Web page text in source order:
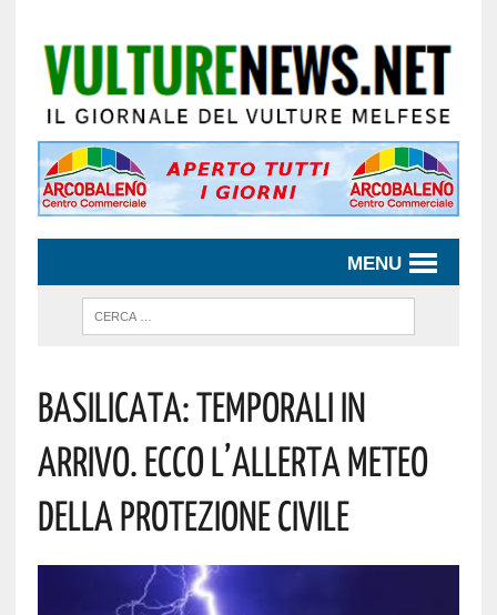
MENU
Basilicata: Temporali In
Arrivo. Ecco L’allerta Meteo
Della Protezione Civile